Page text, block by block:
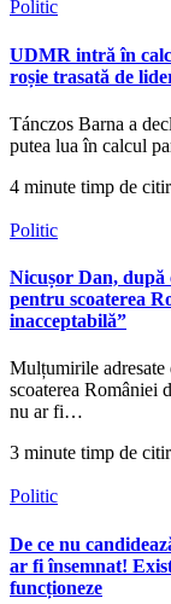
Politic
UDMR intră în
roșie trasată de
Tánczos Barna a
putea lua în calcul
4 minute timp de
Politic
Nicușor Dan,
pentru scoaterea
inacceptabilă”
Mulțumirile
scoaterea României
nu ar fi…
3 minute timp de
Politic
De ce nu
ar fi însemnat!
funcționeze